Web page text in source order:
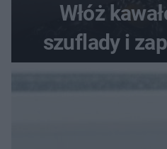
Włóż
szuflady i